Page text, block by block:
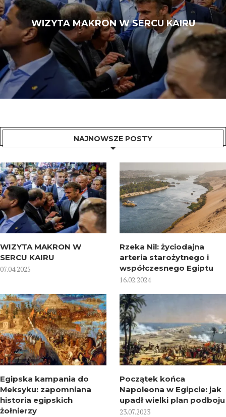
WIZYTA MAKRON W SERCU KAIRU
NAJNOWSZE POSTY
WIZYTA MAKRON W
SERCU KAIRU
07.04.2025
Rzeka Nil: życiodajna
arteria starożytnego i
współczesnego Egiptu
16.02.2024
Egipska kampania do
Meksyku: zapomniana
historia egipskich
żołnierzy
Początek końca
Napoleona w Egipcie: jak
upadł wielki plan podboju
23.07.2023